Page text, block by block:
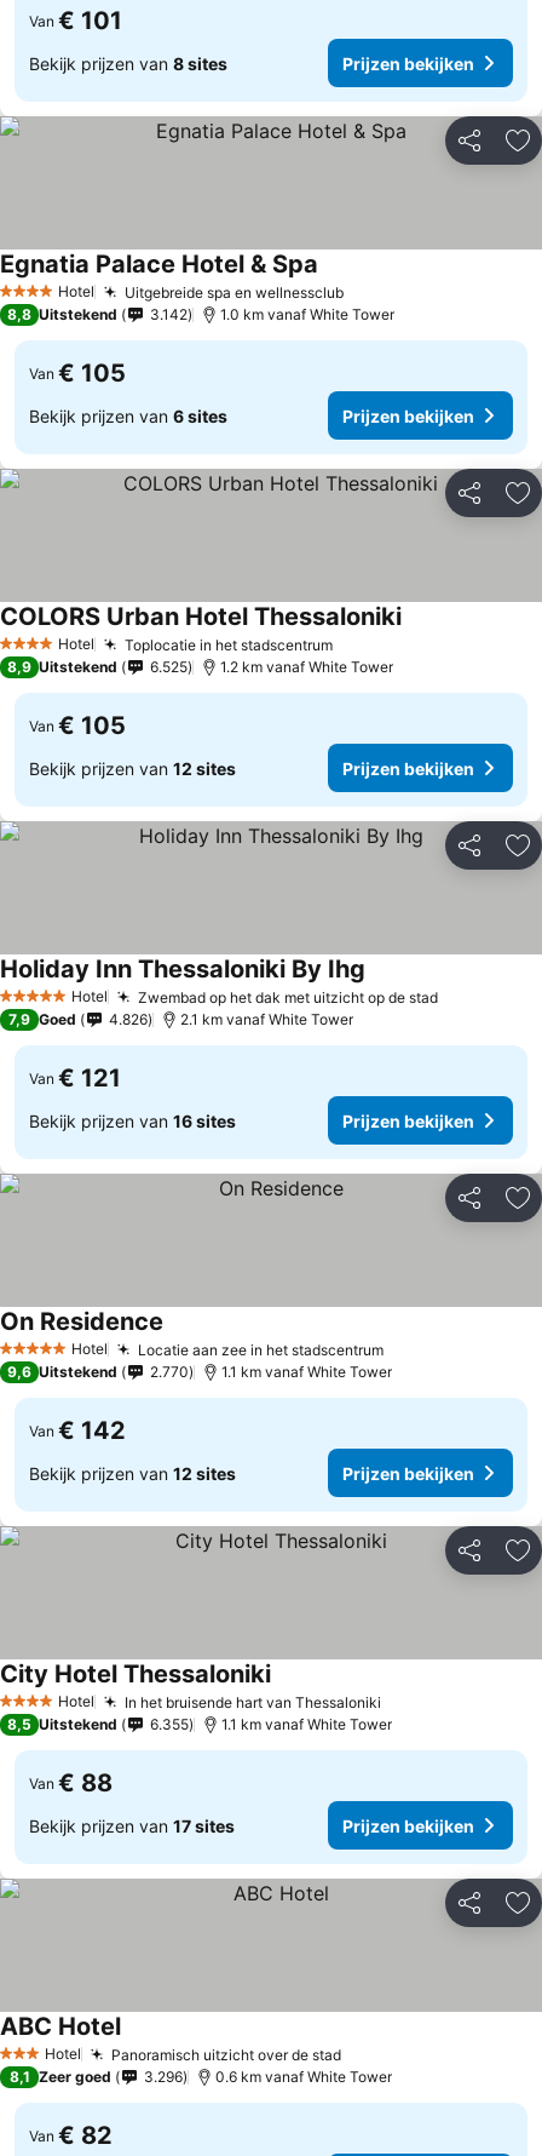
Van € 101
Bekijk prijzen van 8 sites Prijzen bekijken
Delen
4 SterrenHotel Uitgebreide spa en wellnessclub
Egnatia Palace Hotel & Spa
8,8 Uitstekend 3.142 1.0 km vanaf White Tower
Van € 105
Bekijk prijzen van 6 sites Prijzen bekijken
Delen
4 SterrenHotel Toplocatie in het stadscentrum
COLORS Urban Hotel Thessaloniki
8,9 Uitstekend 6.525 1.2 km vanaf White Tower
Van € 105
Bekijk prijzen van 12 sites Prijzen bekijken
Delen
5 Sterren Hotel Zwembad op het dak met uitzicht op de stad
Holiday Inn Thessaloniki By Ihg
7,9 Goed 4.826 2.1 km vanaf White Tower
Van € 121
Bekijk prijzen van 16 sites Prijzen bekijken
Delen
5 Sterren Hotel Locatie aan zee in het stadscentrum
On Residence
9,6 Uitstekend 2.770 1.1 km vanaf White Tower
Van € 142
Bekijk prijzen van 12 sites Prijzen bekijken
Delen
4 SterrenHotel In het bruisende hart van Thessaloniki
City Hotel Thessaloniki
8,5 Uitstekend 6.355 1.1 km vanaf White Tower
Van € 88
Bekijk prijzen van 17 sites Prijzen bekijken
Delen
3 SterrenHotel Panoramisch uitzicht over de stad
ABC Hotel
8,1 Zeer goed 3.296 0.6 km vanaf White Tower
Van € 82